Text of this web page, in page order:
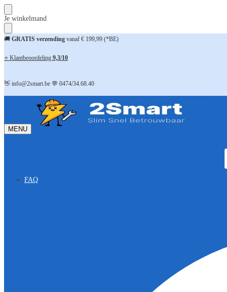
Skip
to
navigation
Skip
to
content
Je winkelmand
🚚 GRATIS verzending vanaf € 199,99 (*BE)
⭐ Klantbeoordeling 9,3/10
👋 info@2smart.be 💬 0474/34.68.40
MENU
FAQ